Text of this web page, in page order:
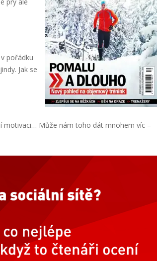
prý ale
pořádku
Jak se
motivaci… Může nám toho dát mnohem víc –